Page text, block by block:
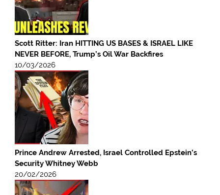
Scott Ritter: Iran HITTING US BASES & ISRAEL LIKE
NEVER BEFORE, Trump’s Oil War Backfires
10/03/2026
Prince Andrew Arrested, Israel Controlled Epstein’s
Security Whitney Webb
20/02/2026